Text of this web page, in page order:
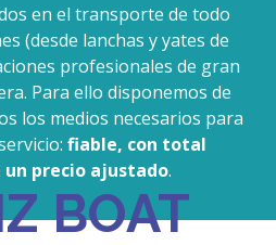
en el transporte de todo
(desde lanchas y yates de
profesionales de gran
Para ello disponemos de
los medios necesarios para
fiable, con total
precio ajustado.
BOAT